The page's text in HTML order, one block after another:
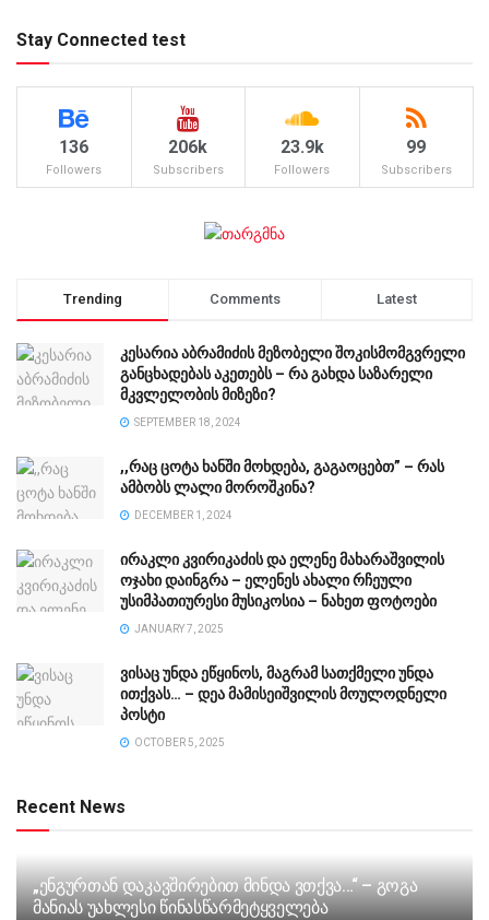
Stay Connected test
136
Followers
206k
Subscribers
23.9k
Followers
99
Subscribers
Trending Comments Latest
კესარია აბრამიძის მეზობელი შოკისმომგვრელი
განცხადებას აკეთებს – რა გახდა საზარელი
მკვლელობის მიზეზი?
SEPTEMBER 18, 2024
,,რაც ცოტა ხანში მოხდება, გაგაოცებთ” – რას
ამბობს ლალი მოროშკინა?
DECEMBER 1, 2024
ირაკლი კვირიკაძის და ელენე მახარაშვილის
ოჯახი დაინგრა – ელენეს ახალი რჩეული
უსიმპათიურესი მუსიკოსია – ნახეთ ფოტოები
JANUARY 7, 2025
ვისაც უნდა ეწყინოს, მაგრამ სათქმელი უნდა
ითქვას… – დეა მამისეიშვილის მოულოდნელი
პოსტი
OCTOBER 5, 2025
Recent News
„ენგურთან დაკავშირებით მინდა ვთქვა…“ – გოგა
მანიას უახლესი წინასწარმეტყველება